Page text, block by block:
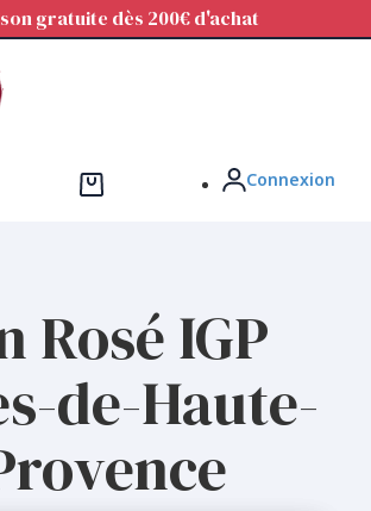
gratuite dès 200€ d'achat
Connexion
Rosé IGP
de-Haute-
cookies